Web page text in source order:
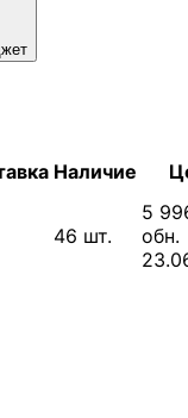
Наличие
46 шт.
5
обн.